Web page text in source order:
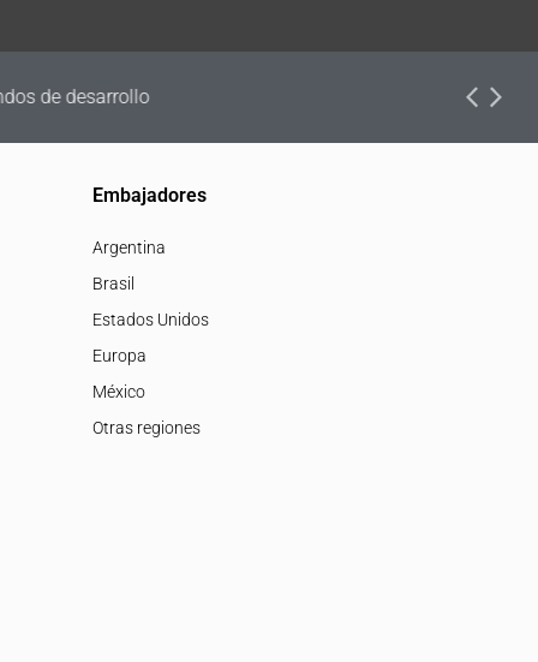
de desarrollo
Embajadores
Argentina
Brasil
Estados Unidos
Europa
México
Otras regiones